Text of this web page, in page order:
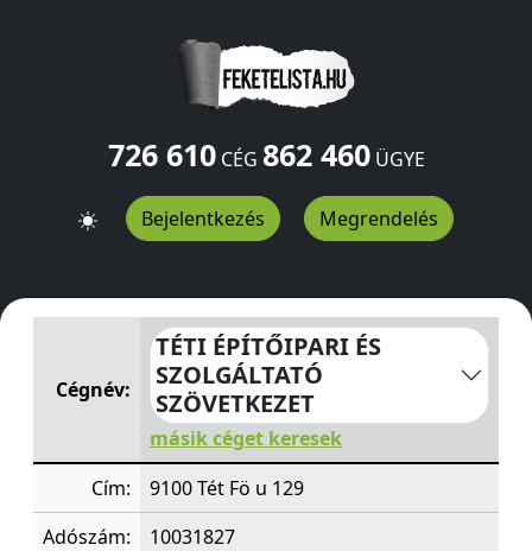
726 610CÉG 862 460ÜGYE
Bejelentkezés Megrendelés
TÉTI ÉPÍTŐIPARI ÉS SZOLGÁLTATÓ SZÖVETKEZETFö u
Cégnév:
TÉTI ÉPÍTŐIPARI ÉS
SZOLGÁLTATÓ
SZÖVETKEZET
másik céget keresek
Cím:
9100 Tét Fö u 129
Adószám:
10031827